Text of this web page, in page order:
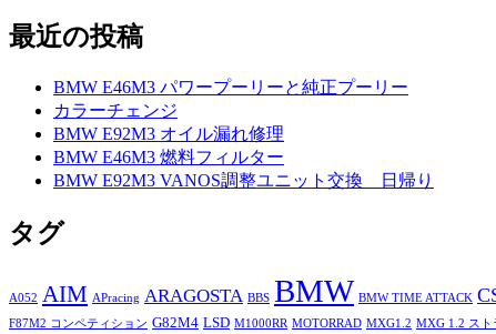
最近の投稿
BMW E46M3 パワープーリーと純正プーリー
カラーチェンジ
BMW E92M3 オイル漏れ修理
BMW E46M3 燃料フィルター
BMW E92M3 VANOS調整ユニット交換 日帰り
タグ
A052 AIM APracing ARAGOSTA BBS BMW BMW TIME ATTACK
F87M2 コンペティション G82M4 LSD M1000RR MOTORRAD MXG1.2 MXG 1.2 スト